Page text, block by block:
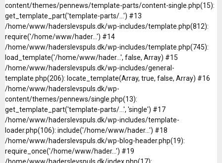
content/themes/pennews/template-parts/content-single.php(15):
get_template_part('template-parts/...') #13
/home/www/haderslevspuls.dk/wp-includes/template.php(812):
require('/home/www/hader...') #14
/home/www/haderslevspuls.dk/wp-includes/template.php(745):
load_template('/home/www/hader...', false, Array) #15
/home/www/haderslevspuls.dk/wp-includes/general-
template.php(206): locate_template(Array, true, false, Array) #16
/home/www/haderslevspuls.dk/wp-
content/themes/pennews/single.php(13):
get_template_part('template-parts/...', 'single') #17
/home/www/haderslevspuls.dk/wp-includes/template-
loader.php(106): include('/home/www/hader...') #18
/home/www/haderslevspuls.dk/wp-blog-header.php(19):
require_once('/home/www/hader...') #19